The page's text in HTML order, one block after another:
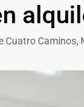
Cuatro Caminos,